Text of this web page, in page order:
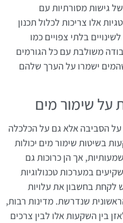
גישות מסורתיות עם
אלו צריכות לכלול תכנון
בלתי צפויים כמו
משולבת עם כל הגורמים
ישמרו על הערך שלהם
על שימור מים
הסביבה אלא גם על הכלכלה
בשיטות שימור מים יכולות
אך הן כרוכות גם
במערכות טכנולוגיות
לקחת בחשבון את עלויות
שנדרשת. מדינות רבות,
בין השקעות אלו לבין צרכים